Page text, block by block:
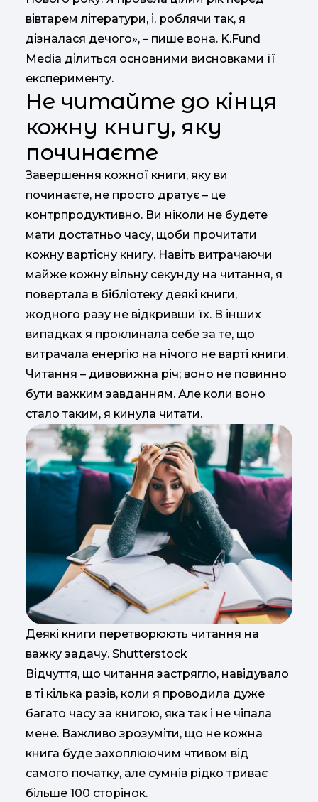
вівтарем літератури, і, роблячи так, я
дізналася дечого», – пише вона. K.Fund
Media ділиться основними висновками її
експерименту.
Не читайте до кінця
кожну книгу, яку
починаєте
Завершення кожної книги, яку ви
починаєте, не просто дратує – це
контрпродуктивно. Ви ніколи не будете
мати достатньо часу, щоби прочитати
кожну вартісну книгу. Навіть витрачаючи
майже кожну вільну секунду на читання, я
повертала в бібліотеку деякі книги,
жодного разу не відкривши їх. В інших
випадках я проклинала себе за те, що
витрачала енергію на нічого не варті книги.
Читання – дивовижна річ; воно не повинно
бути важким завданням. Але коли воно
стало таким, я кинула читати.
Деякі книги перетворюють читання на
важку задачу. Shutterstock
Відчуття, що читання застрягло, навідувало
в ті кілька разів, коли я проводила дуже
багато часу за книгою, яка так і не чіпала
мене. Важливо зрозуміти, що не кожна
книга буде захоплюючим чтивом від
самого початку, але сумнів рідко триває
більше 100 сторінок.